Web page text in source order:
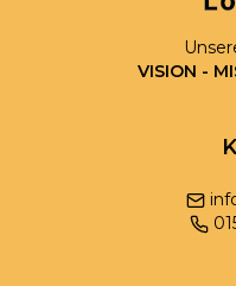
VISION -
0